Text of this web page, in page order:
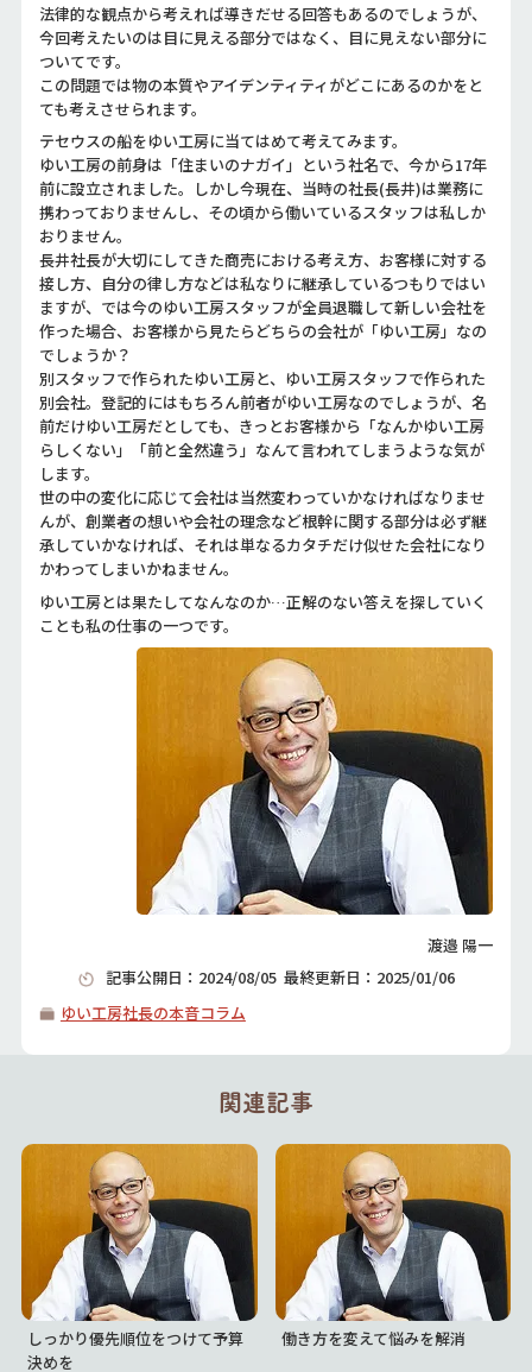
法律的な観点から考えれば導きだせる回答もあるのでしょうが、
今回考えたいのは目に見える部分ではなく、目に見えない部分に
ついてです。
この問題では物の本質やアイデンティティがどこにあるのかをと
ても考えさせられます。
テセウスの船をゆい工房に当てはめて考えてみます。
ゆい工房の前身は「住まいのナガイ」という社名で、今から17年
前に設立されました。しかし今現在、当時の社長(長井)は業務に
携わっておりませんし、その頃から働いているスタッフは私しか
おりません。
長井社長が大切にしてきた商売における考え方、お客様に対する
接し方、自分の律し方などは私なりに継承しているつもりではい
ますが、では今のゆい工房スタッフが全員退職して新しい会社を
作った場合、お客様から見たらどちらの会社が「ゆい工房」なの
でしょうか？
別スタッフで作られたゆい工房と、ゆい工房スタッフで作られた
別会社。登記的にはもちろん前者がゆい工房なのでしょうが、名
前だけゆい工房だとしても、きっとお客様から「なんかゆい工房
らしくない」「前と全然違う」なんて言われてしまうような気が
します。
世の中の変化に応じて会社は当然変わっていかなければなりませ
んが、創業者の想いや会社の理念など根幹に関する部分は必ず継
承していかなければ、それは単なるカタチだけ似せた会社になり
かわってしまいかねません。
ゆい工房とは果たしてなんなのか…正解のない答えを探していく
ことも私の仕事の一つです。
渡邉 陽一
記事公開日： 2024/08/05最終更新日： 2025/01/06
ゆい工房社長の本音コラム
関連記事
しっかり優先順位をつけて予算
決めを
働き方を変えて悩みを解消